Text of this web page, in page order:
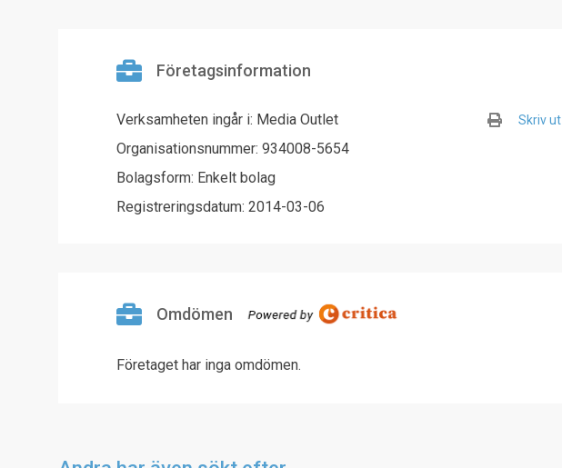
Företagsinformation
Verksamheten ingår i: Media Outlet
Organisationsnummer: 934008-5654
Bolagsform: Enkelt bolag
Registreringsdatum: 2014-03-06
Skriv ut
Omdömen
Företaget har inga omdömen.